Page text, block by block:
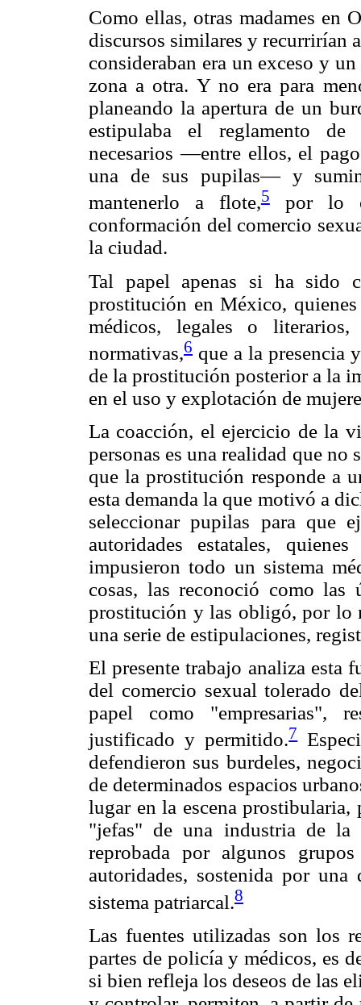
Como ellas, otras madames en
discursos similares y recurrirían
consideraban era un exceso y
zona a otra. Y no era para
planeando la apertura de un
estipulaba el reglamento de
necesarios —entre ellos, el
una de sus pupilas— y
mantenerlo a flote,5por lo
conformación del comercio
la ciudad.
Tal papel apenas si ha sido
prostitución en México,
médicos, legales o
normativas,6 que a la presencia
de la prostitución posterior a la
en el uso y explotación de
La coacción, el ejercicio de la
personas es una realidad que no
que la prostitución responde a
esta demanda la que motivó a
seleccionar pupilas para que
autoridades estatales,
impusieron todo un sistema
cosas, las reconoció como las
prostitución y las obligó, por lo
una serie de estipulaciones,
El presente trabajo analiza esta
del comercio sexual tolerado
papel como "empresarias",
justificado y permitido.7
defendieron sus burdeles,
de determinados espacios
lugar en la escena prostibularia,
"jefas" de una industria de la
reprobada por algunos
autoridades, sostenida por
sistema patriarcal.8
Las fuentes utilizadas son los
partes de policía y médicos, es
si bien refleja los deseos de las